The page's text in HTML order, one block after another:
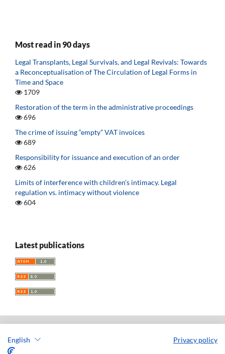
English Privacy policy
Most read in 90 days
Legal Transplants, Legal Survivals, and Legal Revivals: Towards
a Reconceptualisation of The Circulation of Legal Forms in
Time and Space
1709
Restoration of the term in the administrative proceedings
696
The crime of issuing “empty” VAT invoices
689
Responsibility for issuance and execution of an order
626
Limits of interference with children’s intimacy. Legal
regulation vs. intimacy without violence
604
Latest publications
Acta Universitatis Lodziensis. Folia Iuridica